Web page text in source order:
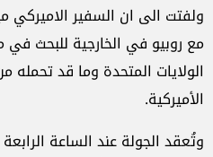
ولفتت الى ان السفير
مع روبيو في الخارجية للبحث في
الولايات المتحدة وما قد تحمله
الأميركية.
وتُعقد الجولة عند الساعة